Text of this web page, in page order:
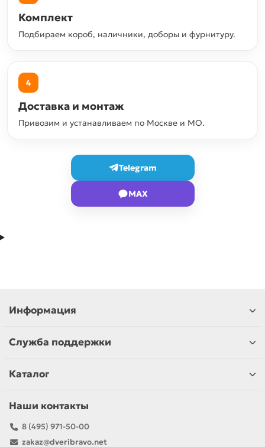
Комплект
Подбираем короб, наличники, доборы и фурнитуру.
4
Доставка и монтаж
Привозим и устанавливаем по Москве и МО.
Telegram
MAX
Информация
Служба поддержки
Каталог
Наши контакты
8 (495) 971-50-00
zakaz@dveribravo.net